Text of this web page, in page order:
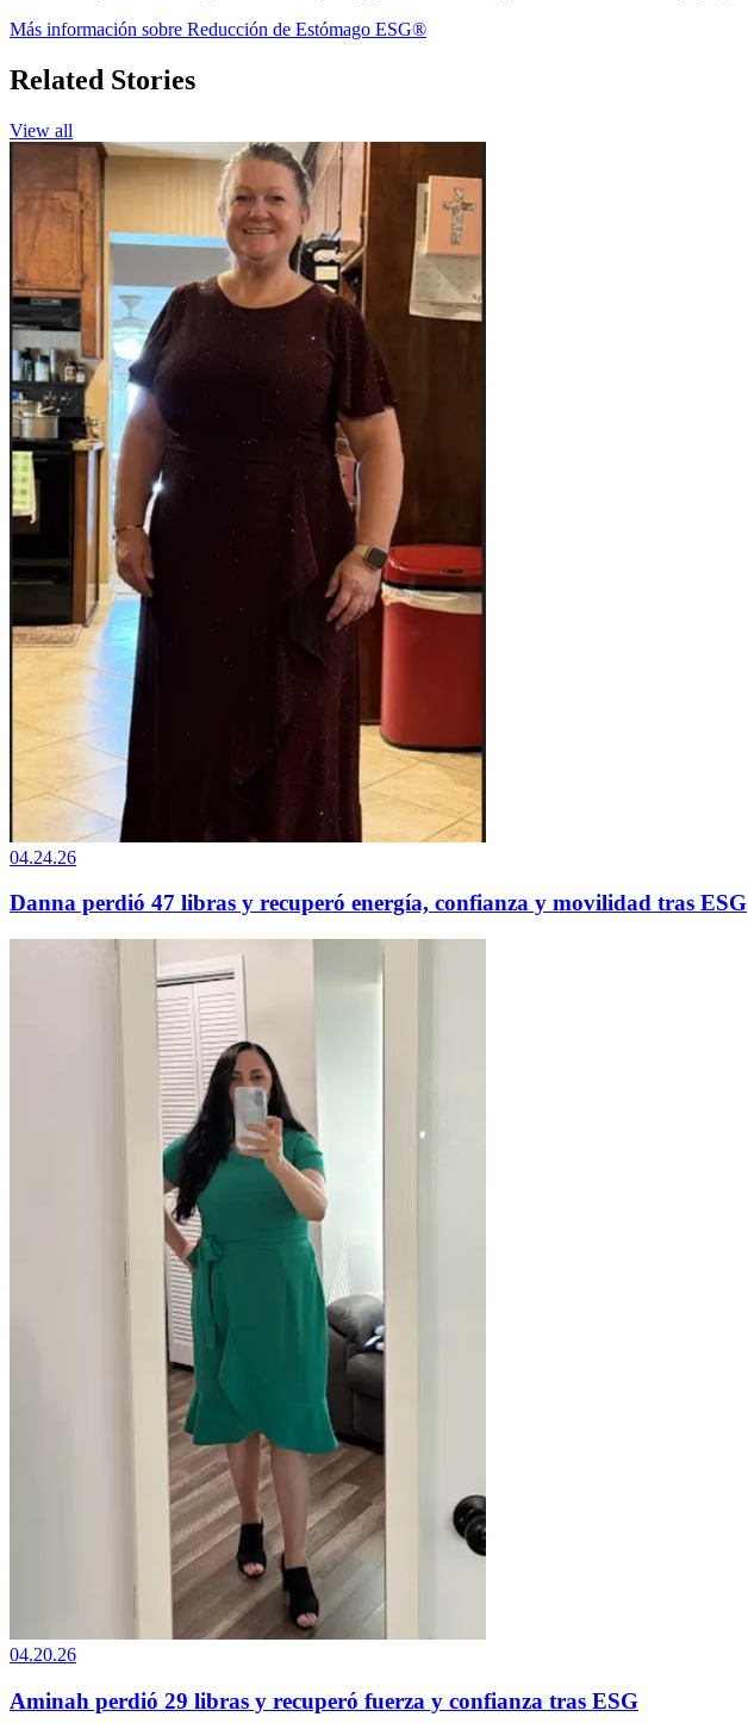
Más información sobre Reducción de Estómago ESG®
Related Stories
View all
04.24.26
Danna perdió 47 libras y recuperó energía, confianza y movilidad tras ESG
04.20.26
Aminah perdió 29 libras y recuperó fuerza y confianza tras ESG